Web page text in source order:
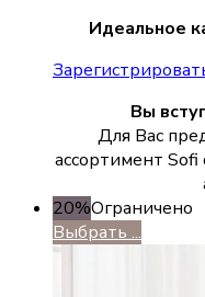
Идеальное
Вы
Для Вас
ассортимент Sofi
20%Ограничено
Выбрать ...